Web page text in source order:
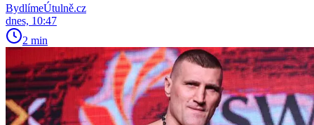
BydlímeÚtulně.cz
dnes, 10:47
2 min